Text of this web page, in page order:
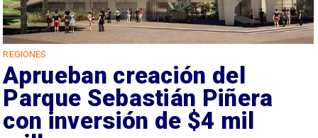
REGIONES
Aprueban creación del
Parque Sebastián Piñera
con inversión de $4 mil